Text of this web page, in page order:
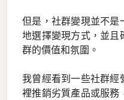
但是，社群變現並不
地選擇變現方式，並
群的價值和氛圍。
我曾經看到一些社群
裡推銷劣質產品或服務